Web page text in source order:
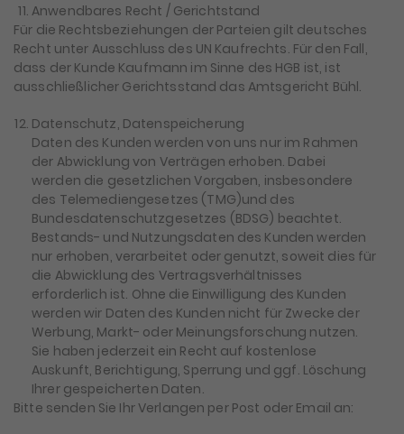
Anwendbares Recht / Gerichtstand
Für die Rechtsbeziehungen der Parteien gilt deutsches
Recht unter Ausschluss des UN Kaufrechts. Für den Fall,
dass der Kunde Kaufmann im Sinne des HGB ist, ist
ausschließlicher Gerichtsstand das Amtsgericht Bühl.
Datenschutz, Datenspeicherung
Daten des Kunden werden von uns nur im Rahmen
der Abwicklung von Verträgen erhoben. Dabei
werden die gesetzlichen Vorgaben, insbesondere
des Telemediengesetzes (TMG)und des
Bundesdatenschutzgesetzes (BDSG) beachtet.
Bestands- und Nutzungsdaten des Kunden werden
nur erhoben, verarbeitet oder genutzt, soweit dies für
die Abwicklung des Vertragsverhältnisses
erforderlich ist. Ohne die Einwilligung des Kunden
werden wir Daten des Kunden nicht für Zwecke der
Werbung, Markt- oder Meinungsforschung nutzen.
Sie haben jederzeit ein Recht auf kostenlose
Auskunft, Berichtigung, Sperrung und ggf. Löschung
Ihrer gespeicherten Daten.
Bitte senden Sie Ihr Verlangen per Post oder Email an: